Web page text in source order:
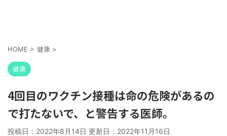
HOME > 健康 >
健康
4回目のワクチン接種は命の危険があるの
で打たないで、と警告する医師。
投稿日：2022年8月14日 更新日： 2022年11月16日